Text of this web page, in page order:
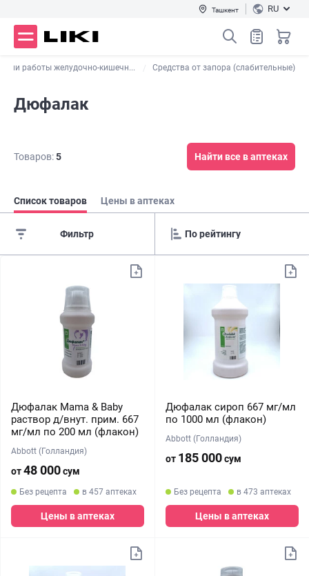
Ташкент RU
работы желудочно-кишечн... Средства от запора (слабительные)
Дюфалак
Товаров:5 Найти все в аптеках
Список товаров Цены в аптеках
Фильтр
Дюфалак Mama & Baby
раствор д/внут. прим. 667
мг/мл по 200 мл (флакон)
Abbott (Голландия)
от48 000сум
Без рецепта в 457 аптеках
Цены в аптеках
Дюфалак сироп 667 мг/мл
по 1000 мл (флакон)
Abbott (Голландия)
от 185 000сум
Без рецепта в 473 аптеках
Цены в аптеках